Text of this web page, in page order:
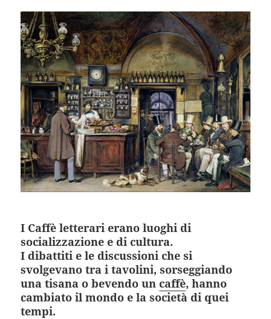
I Caffè letterari erano luoghi di
socializzazione e di cultura.
I dibattiti e le discussioni che si
svolgevano tra i tavolini, sorseggiando
una tisana o bevendo uncaffè, hanno
cambiato il mondo e la società di quei
tempi.